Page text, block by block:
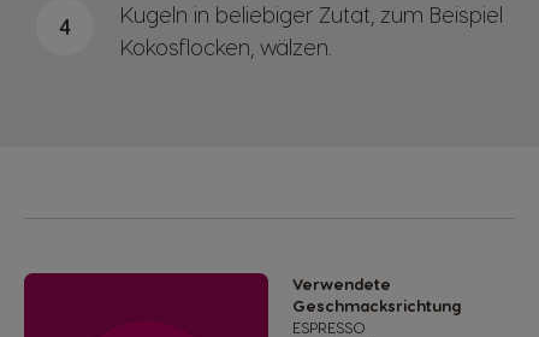
4
Kugeln in beliebiger Zutat, zum Beispiel
Kokosflocken, wälzen.
Verwendete
Geschmacksrichtung
ESPRESSO